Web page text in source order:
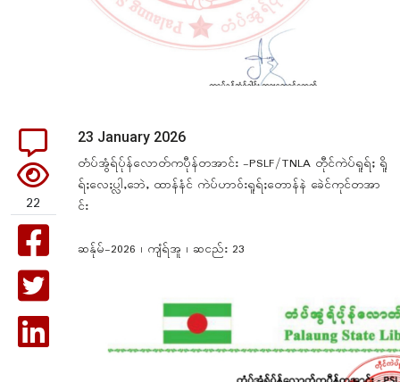
22
23 January 2026
တံပ်အွံရ်ပ်ုန်လောတ်ကပီုန်တအာင်း -PSLF/TNLA တီုင်ကဲပ်ရူရ်ႈ ရိူ
ရ်ႈလေႈပ္လါႇဘေဲႇ ထာန်နံင် ကဲပ်ဟာ၀်းရူရ်ႈတောန်နဲ ခေဲင်ကုင်တအာ
င်း
ဆန်ုမ်-2026 ၊ ကျံရ်အူ ၊ ဆငည်း 23